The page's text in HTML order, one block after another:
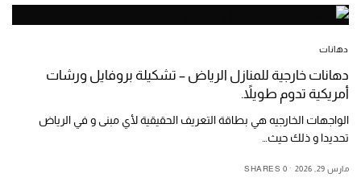
دهانات
دهانات خارجية للمنازل الرياض – تشكيلة بروفايل ورشات
أمريكية تدوم طويلاً.
الواجهات الخارجيه هي بطاقة التعريف الحقيقية لأي مبنى و في الرياض
تحديدا و ذلك حيث…
مارس 29, 2026 0 SHARES